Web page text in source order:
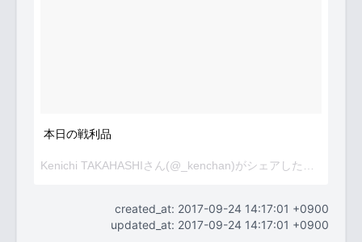
本日の戦利品
created_at: 2017-09-24 14:17:01 +0900
updated_at: 2017-09-24 14:17:01 +0900